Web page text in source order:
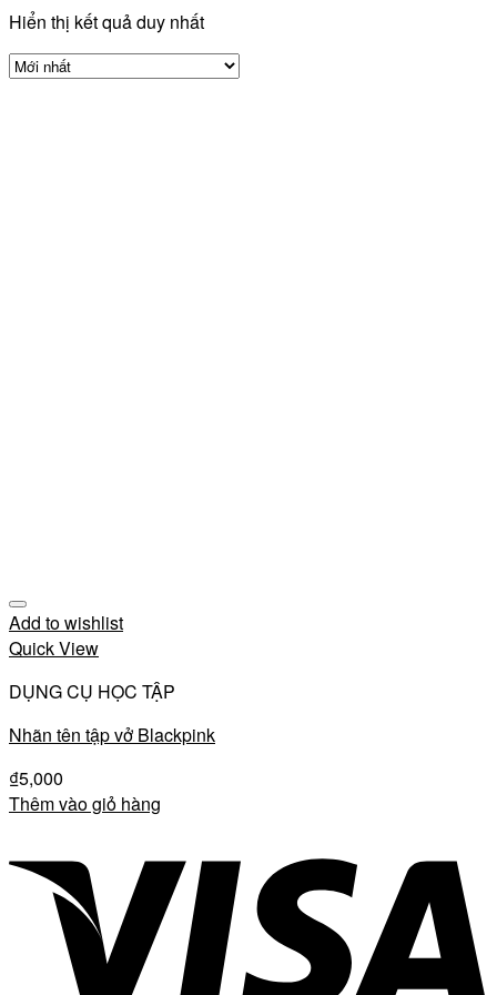
Hiển thị kết quả duy nhất
Add to wishlist
Quick View
DỤNG CỤ HỌC TẬP
Nhãn tên tập vở Blackpink
₫5,000
Thêm vào giỏ hàng